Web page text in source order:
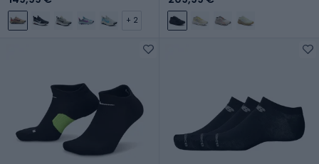
+ 2